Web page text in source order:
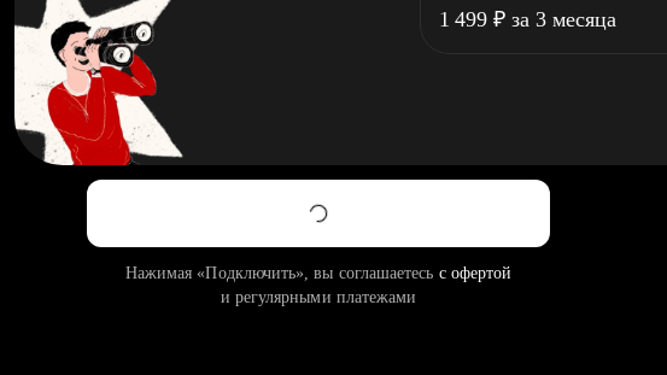
1 499 ₽ за 3 месяца
Нажимая «Подключить», вы соглашаетесь с офертой
и регулярными платежами